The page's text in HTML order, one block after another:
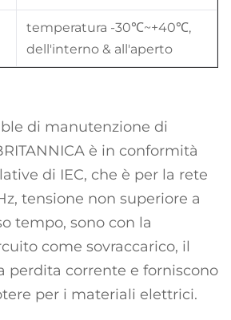
temperatura -30℃~+40℃,
dell'interno & all'aperto
di manutenzione di
è in conformità
di IEC, che è per la rete
tensione non superiore a
tempo, sono con la
come sovraccarico, il
perdita corrente e forniscono
per i materiali elettrici.